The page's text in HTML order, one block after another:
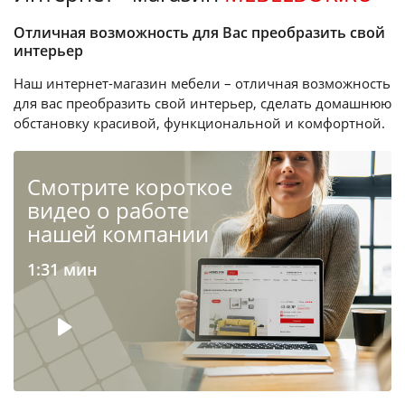
Отличная возможность для Вас преобразить свой
интерьер
Наш интернет-магазин мебели – отличная возможность
для вас преобразить свой интерьер, сделать домашнюю
обстановку красивой, функциональной и комфортной.
Cмотрите короткое
видео о работе
нашей компании
1:31 мин